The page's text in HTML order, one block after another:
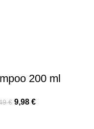
200 ml
€ 9,98 €